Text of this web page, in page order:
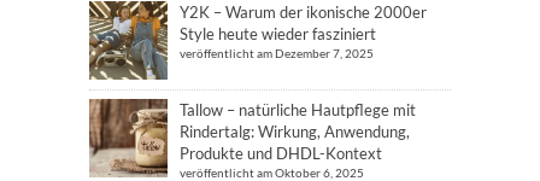
Y2K – Warum der ikonische 2000er
Style heute wieder fasziniert
veröffentlicht am Dezember 7, 2025
Tallow – natürliche Hautpflege mit
Rindertalg: Wirkung, Anwendung,
Produkte und DHDL-Kontext
veröffentlicht am Oktober 6, 2025